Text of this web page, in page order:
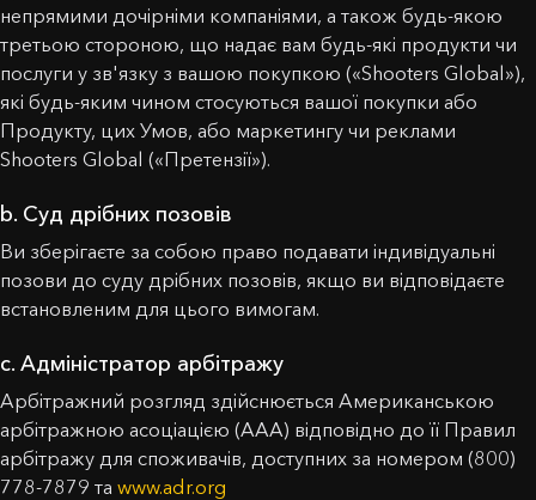
непрямими дочірніми компаніями, а також будь-якою
третьою стороною, що надає вам будь-які продукти чи
послуги у зв'язку з вашою покупкою («Shooters Global»),
які будь-яким чином стосуються вашої покупки або
Продукту, цих Умов, або маркетингу чи реклами
Shooters Global («Претензії»).
b. Суд дрібних позовів
Ви зберігаєте за собою право подавати індивідуальні
позови до суду дрібних позовів, якщо ви відповідаєте
встановленим для цього вимогам.
c. Адміністратор арбітражу
Арбітражний розгляд здійснюється Американською
арбітражною асоціацією (AAA) відповідно до її Правил
арбітражу для споживачів, доступних за номером (800)
778-7879 та www.adr.org